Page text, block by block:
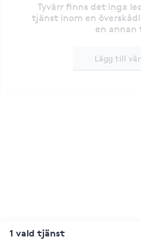
Tyvärr finns det inga
tjänst inom en
en annan
Lägg till
1 vald tjänst